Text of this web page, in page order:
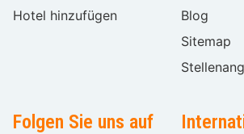
Hotel hinzufügen
Blog
Sitemap
Folgen Sie uns auf